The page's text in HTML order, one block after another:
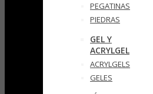
PEGATINAS
PIEDRAS
GEL Y
ACRYLGEL
ACRYLGELS
GELES